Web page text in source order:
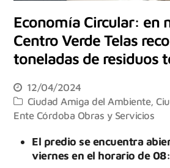
Economía Circular: en
Centro Verde Telas
toneladas de residuos
12/04/2024
Ciudad Amiga del Ambiente,
Ente Córdoba Obras y Servicios
El predio se encuentra
viernes en el horario de